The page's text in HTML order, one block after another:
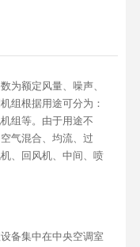
额定风量、噪声、
组根据用途可分为：
组等。由于用途不
气混合、均流、过
、回风机、中间、喷
备集中在中央空调室